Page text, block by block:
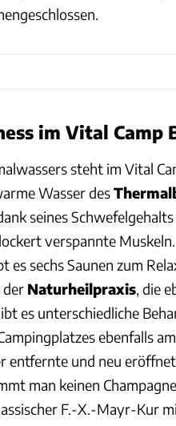
im Vital Camp
steht im Vital
Wasser des
seines
verspannte
es sechs Saunen zum
der Naturheilpraxis, die
es unterschiedliche
ebenfalls
entfernte und neu
man keinen
F.-X.-Mayr-Kur